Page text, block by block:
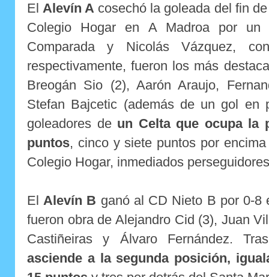
El Alevín A cosechó la goleada del fin
Colegio Hogar en A Madroa por un
Comparada y Nicolás Vázquez,
respectivamente, fueron los más
Breogán Sio (2), Aarón Araujo,
Stefan Bajcetic (además de un gol en
goleadores de un Celta que ocupa la
puntos, cinco y siete puntos por
Colegio Hogar, inmediados
El Alevín B ganó al CD Nieto B por 0-8
fueron obra de Alejandro Cid (3), Juan
Castiñeiras y Álvaro Fernández.
asciende a la segunda posición,